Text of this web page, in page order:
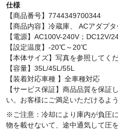
仕様
【商品番号】7744349700344
【商品内容】冷蔵庫、 ACアダプ
【電源】AC100V-240V；DC12V/
【設定温度】-20℃～20℃
【本体サイズ】写真を参照してく
【容量】35L/45L/55L
【装着対応車種 】全車種対応
【サービス保証】商品品質を保
い。お客様にご満足いただけるよ
※ご注意：冷却により庫内が負圧
物を載せないて、途中通気して圧